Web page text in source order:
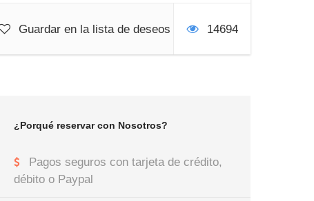
Guardar en la lista de deseos 14694
¿Porqué reservar con Nosotros?
Pagos seguros con tarjeta de crédito,
débito o Paypal